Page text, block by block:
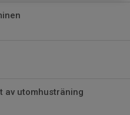
av utomhusträning